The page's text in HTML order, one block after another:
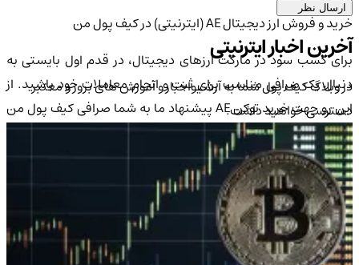
خرید و فروش ارز دیجیتال AE (ایترنیتی) در کیف پول من
برای کسب سود در مارکت ارزهای دیجیتال، در قدم اول بایستی به
دنبال یک صرافی مناسب برای ثبت و انجام معاملات خود باشید. از
این رو جهت خرید توکن AE پیشنهاد ما به شما صرافی کیف پول من
است. این پلت فرم بومی و ایرانی با در نظر گرفتن کمترین کارمزد و
بیشترین امکانات، بستری مطمئن جهت خرید و فروش ارز دیجیتال
ایترنیتی (AE) در کشور بوده و محیط مناسبی را برای سرمایه گذاران و
معامله گران عزیز فراهم نموده است. جهت ثبت نام در صرافی کیف
پول من و آغاز خرید و فروش توکن AE از طریق صفحه عضویت به جمع
هزاران کاربر این مجموعه بپیوندید.
ارسال نظر
آخرین اخبار ایترنیتی
در وبلاگ کیف پول شما به آرشیواخبار و آموزش های بروز و معتبر
دسترسی خواهید داشت.